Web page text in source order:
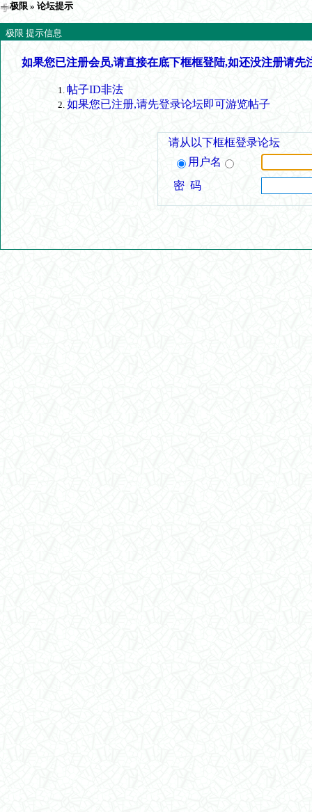
极限 » 论坛提示
极限 提示信息
如果您已注册会员,请直接在底下框框登陆,如还没注册请先
帖子ID非法
如果您已注册,请先登录论坛即可游览帖子
请从以下框框登录论坛
用户名
密 码